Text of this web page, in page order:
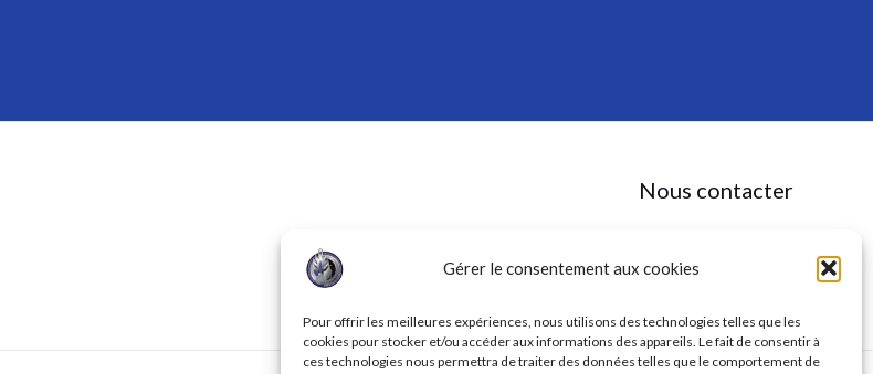
Gérer le consentement aux cookies
Pour offrir les meilleures expériences, nous utilisons des technologies telles que les
cookies pour stocker et/ou accéder aux informations des appareils. Le fait de consentir à
ces technologies nous permettra de traiter des données telles que le comportement de
Nous contacter
11 rue de la Doux, 86140 DOUSSAY